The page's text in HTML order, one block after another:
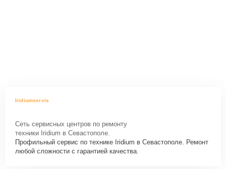
Iridiumservis
Сеть сервисных центров по ремонту
техники Iridium в Севастополе.
Профильный сервис по технике Iridium в Севастополе. Ремонт
любой сложности с гарантией качества.